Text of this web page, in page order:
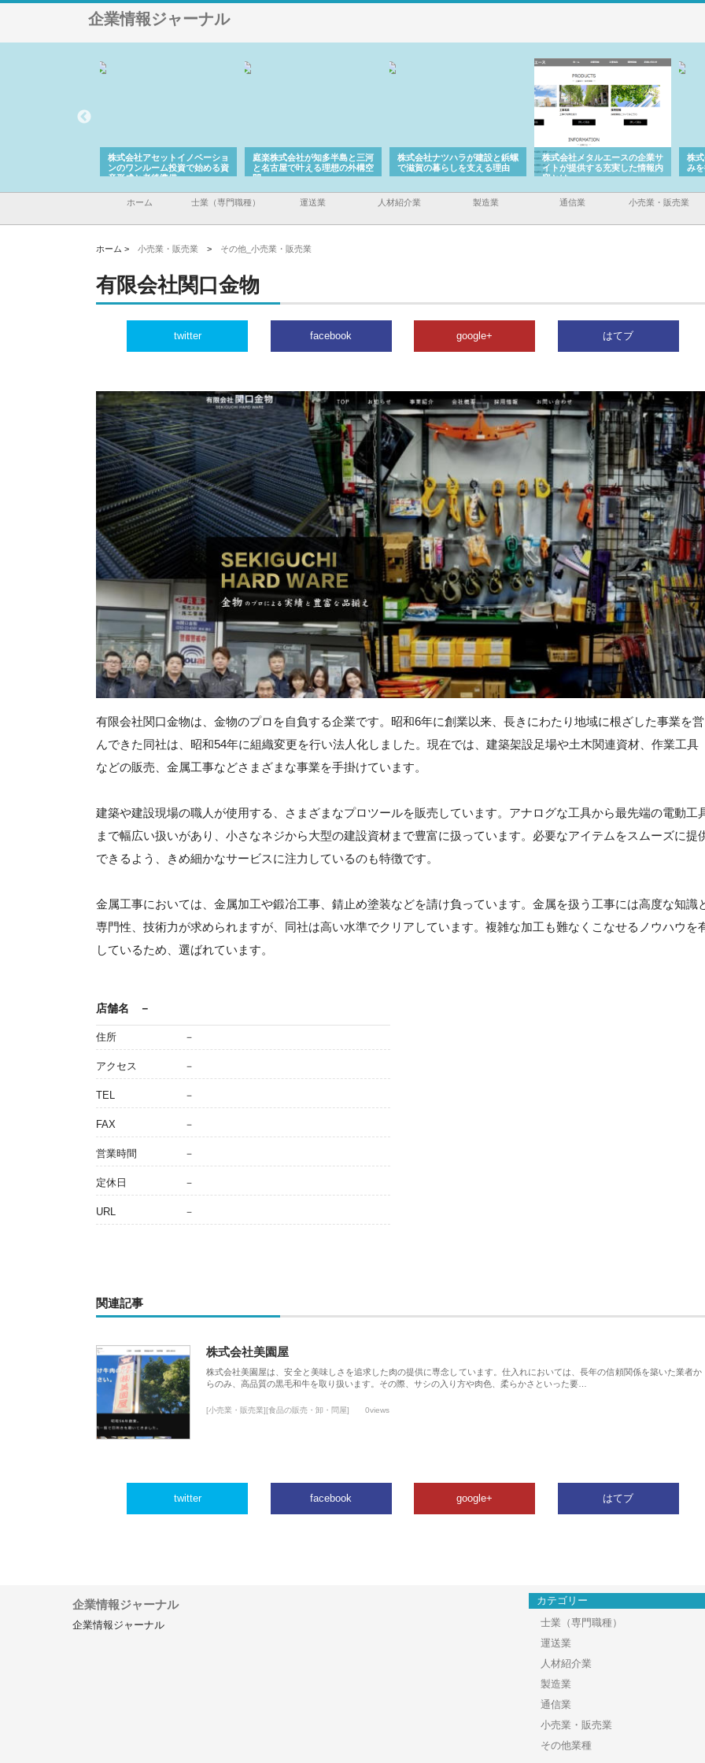
企業情報ジャーナル
株式会社アセットイノベーショ
ンのワンルーム投資で始める資
産形成と老後準備
庭楽株式会社が知多半島と三河
と名古屋で叶える理想の外構空
間
株式会社ナツハラが建設と鋲螺
で滋賀の暮らしを支える理由
株式会社メタルエースの企業サ
イトが提供する充実した情報内
容とは
株
み
ホーム 士業（専門職種） 運送業 人材紹介業 製造業 通信業 小売業・販売業
ホーム > 小売業・販売業 > その他_小売業・販売業
有限会社関口金物
twitter facebook google+ はてブ
有限会社関口金物は、金物のプロを自負する企業です。昭和6年に創業以来、長きにわたり地域に根ざした事業を営
んできた同社は、昭和54年に組織変更を行い法人化しました。現在では、建築架設足場や土木関連資材、作業工具
などの販売、金属工事などさまざまな事業を手掛けています。
建築や建設現場の職人が使用する、さまざまなプロツールを販売しています。アナログな工具から最先端の電動工
まで幅広い扱いがあり、小さなネジから大型の建設資材まで豊富に扱っています。必要なアイテムをスムーズに提
できるよう、きめ細かなサービスに注力しているのも特徴です。
金属工事においては、金属加工や鍛冶工事、錆止め塗装などを請け負っています。金属を扱う工事には高度な知識
専門性、技術力が求められますが、同社は高い水準でクリアしています。複雑な加工も難なくこなせるノウハウを
しているため、選ばれています。
店舗名 －
住所 －
アクセス －
TEL －
FAX －
営業時間 －
定休日 －
URL －
関連記事
株式会社美園屋
株式会社美園屋は、安全と美味しさを追求した肉の提供に専念しています。仕入れにおいては、長年の信頼関係を築いた業者か
らのみ、高品質の黒毛和牛を取り扱います。その際、サシの入り方や肉色、柔らかさといった要…
[小売業・販売業][食品の販売・卸・問屋] 0views
twitter facebook google+ はてブ
企業情報ジャーナル
企業情報ジャーナル
カテゴリー
士業（専門職種）
運送業
人材紹介業
製造業
通信業
小売業・販売業
その他業種